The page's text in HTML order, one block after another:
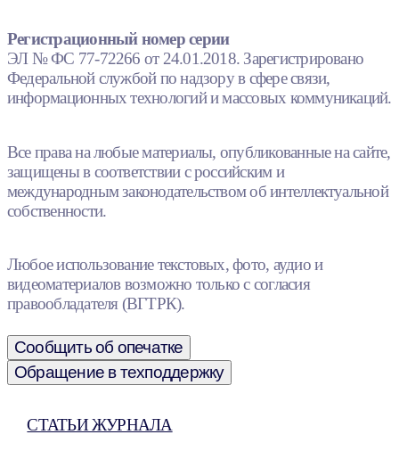
Регистрационный номер серии
ЭЛ № ФС 77-72266 от 24.01.2018. Зарегистрировано
Федеральной службой по надзору в сфере связи,
информационных технологий и массовых коммуникаций.
Все права на любые материалы, опубликованные на сайте,
защищены в соответствии с российским и
международным законодательством об интеллектуальной
собственности.
Любое использование текстовых, фото, аудио и
видеоматериалов возможно только с согласия
правообладателя (ВГТРК).
Сообщить об опечатке
Обращение в техподдержку
СТАТЬИ ЖУРНАЛА